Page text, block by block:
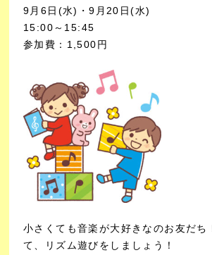
9月6日(水)・9月20日(水)
15:00～15:45
参加費：1,500円
小さくても音楽が大好きなのお友だち
て、リズム遊びをしましょう！